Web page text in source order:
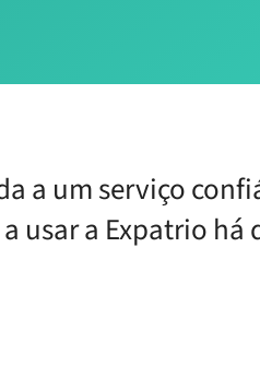
a um serviço
usar a Expatrio há